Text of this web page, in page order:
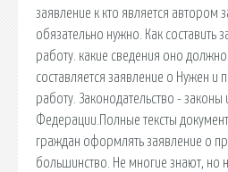
заявление к кто является автором
обязательно нужно. Как составить
работу. какие сведения оно
составляется заявление о Нужен и
работу. Законодательство - законы
Федерации.Полные тексты
граждан оформлять заявление о
большинство. Не многие знают, но